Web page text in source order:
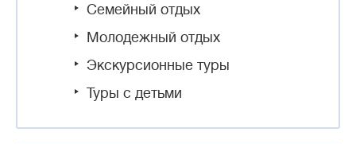
Семейный отдых
Молодежный отдых
Экскурсионные туры
Туры с детьми